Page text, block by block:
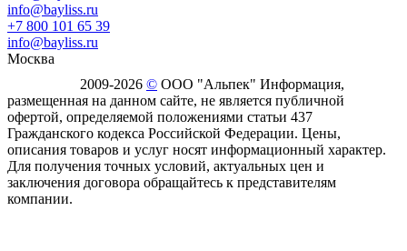
info@bayliss.ru
+7 800 101 65 39
info@bayliss.ru
Москва
2009-2026 © ООО "Альпек" Информация,
размещенная на данном сайте, не является публичной
офертой, определяемой положениями статьи 437
Гражданского кодекса Российской Федерации. Цены,
описания товаров и услуг носят информационный характер.
Для получения точных условий, актуальных цен и
заключения договора обращайтесь к представителям
компании.